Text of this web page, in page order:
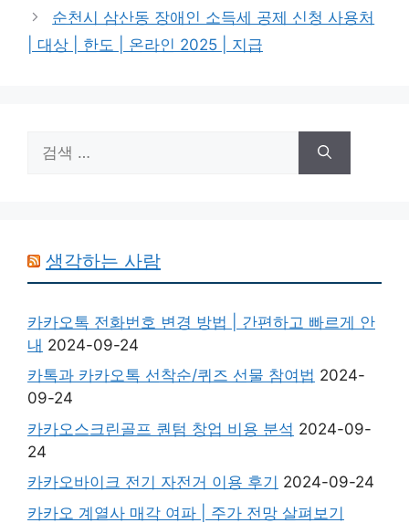
순천시 삼산동 장애인 소득세 공제 신청 사용처
| 대상 | 한도 | 온라인 2025 | 지급
색:
생각하는 사람
카카오톡 전화번호 변경 방법 | 간편하고 빠르게 안
내 2024-09-24
카톡과 카카오톡 선착순/퀴즈 선물 참여법 2024-
09-24
카카오스크린골프 퀀텀 창업 비용 분석 2024-09-
24
카카오바이크 전기 자전거 이용 후기 2024-09-24
카카오 계열사 매각 여파 | 주가 전망 살펴보기